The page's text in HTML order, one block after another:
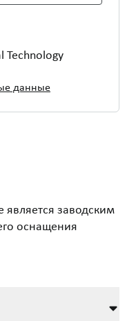
Technology
данные
заводским
оснащения